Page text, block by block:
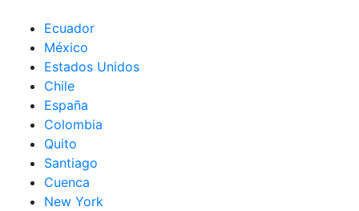
Ecuador
México
Estados Unidos
Chile
España
Colombia
Quito
Santiago
Cuenca
New York